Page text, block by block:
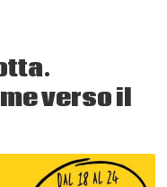
verso il